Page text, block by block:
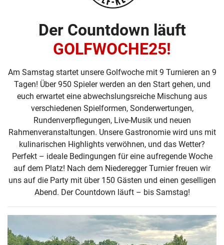
Der Countdown läuft
GOLFWOCHE25!
Am Samstag startet unsere Golfwoche mit 9 Turnieren an 9
Tagen! Über 950 Spieler werden an den Start gehen, und
euch erwartet eine abwechslungsreiche Mischung aus
verschiedenen Spielformen, Sonderwertungen,
Rundenverpflegungen, Live-Musik und neuen
Rahmenveranstaltungen. Unsere Gastronomie wird uns mit
kulinarischen Highlights verwöhnen, und das Wetter?
Perfekt – ideale Bedingungen für eine aufregende Woche
auf dem Platz! Nach dem Niederegger Turnier freuen wir
uns auf die Party mit über 150 Gästen und einen geselligen
Abend. Der Countdown läuft – bis Samstag!